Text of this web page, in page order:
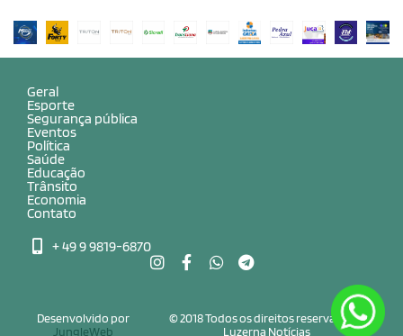
Geral
Esporte
Segurança pública
Eventos
Política
Saúde
Educação
Trânsito
Economia
Contato
+ 49 9 9819-6870
© 2018 Todos os direitos reservados a
Luzerna Notícias
Desenvolvido por
JungleWeb